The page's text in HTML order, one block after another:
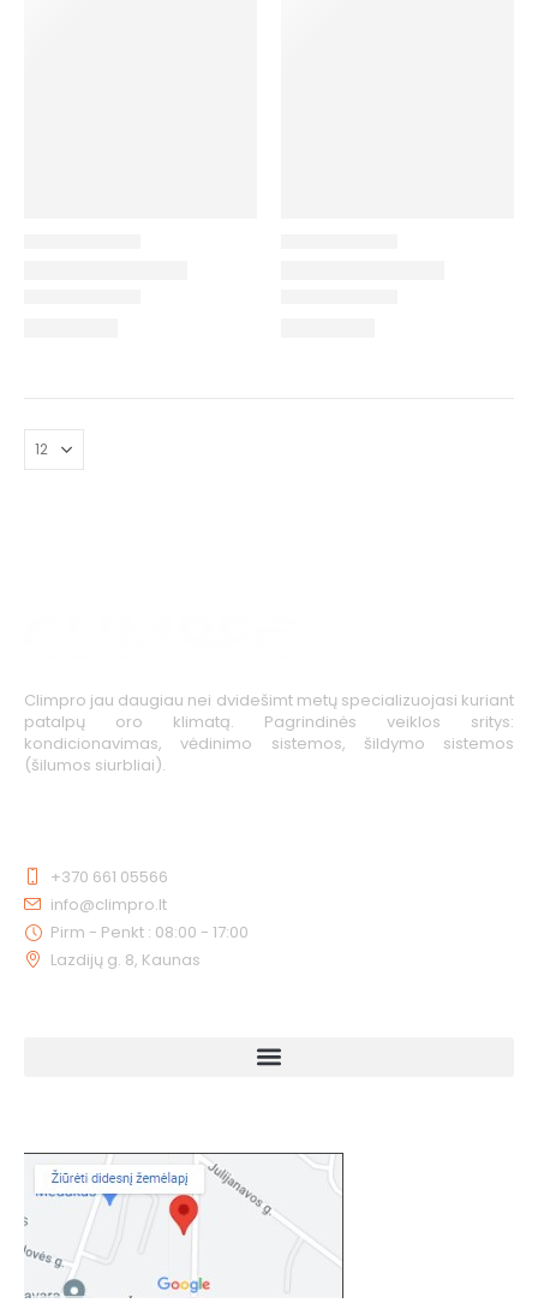
Climpro jau daugiau nei dvidešimt metų specializuojasi kuriant
patalpų oro klimatą. Pagrindinės veiklos sritys:
kondicionavimas, vėdinimo sistemos, šildymo sistemos
(šilumos siurbliai).
+370 661 05566
info@climpro.lt
Pirm - Penkt : 08:00 - 17:00
Lazdijų g. 8, Kaunas